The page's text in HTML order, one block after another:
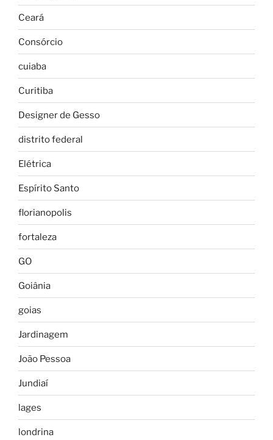
Ceará
Consórcio
cuiaba
Curitiba
Designer de Gesso
distrito federal
Elétrica
Espírito Santo
florianopolis
fortaleza
GO
Goiânia
goias
Jardinagem
João Pessoa
Jundiaí
lages
londrina